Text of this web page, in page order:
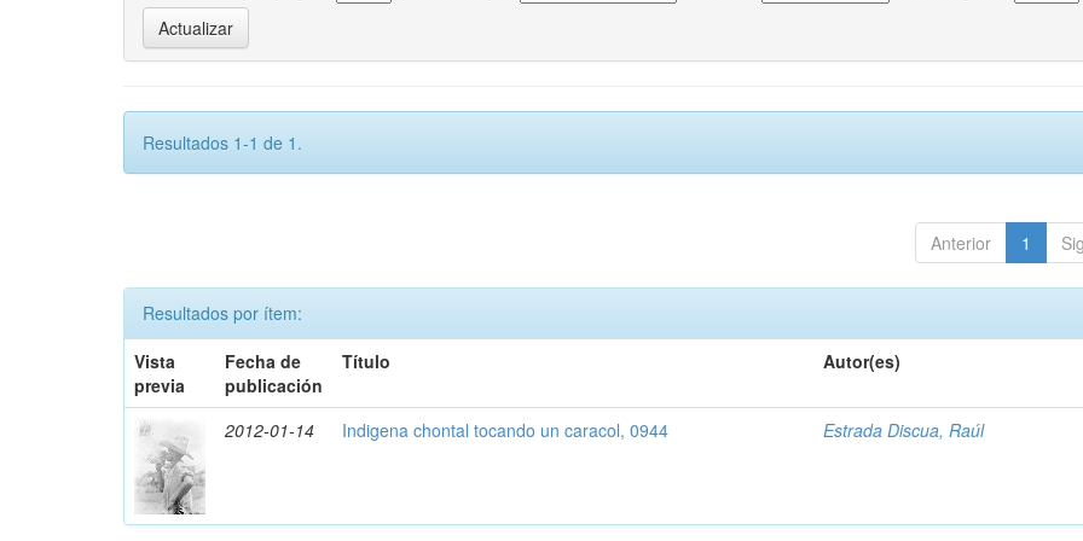
Resultados 1-1 de 1.
Anterior 1
Resultados por ítem:
Vista
previa
Fecha de
publicación
Título Autor(es)
2012-01-14 Indigena chontal tocando un caracol, 0944 Estrada Discua, Raúl